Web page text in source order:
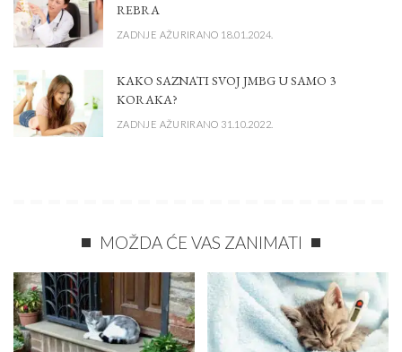
REBRA
ZADNJE AŽURIRANO 18.01.2024.
KAKO SAZNATI SVOJ JMBG U SAMO 3
KORAKA?
ZADNJE AŽURIRANO 31.10.2022.
MOŽDA ĆE VAS ZANIMATI